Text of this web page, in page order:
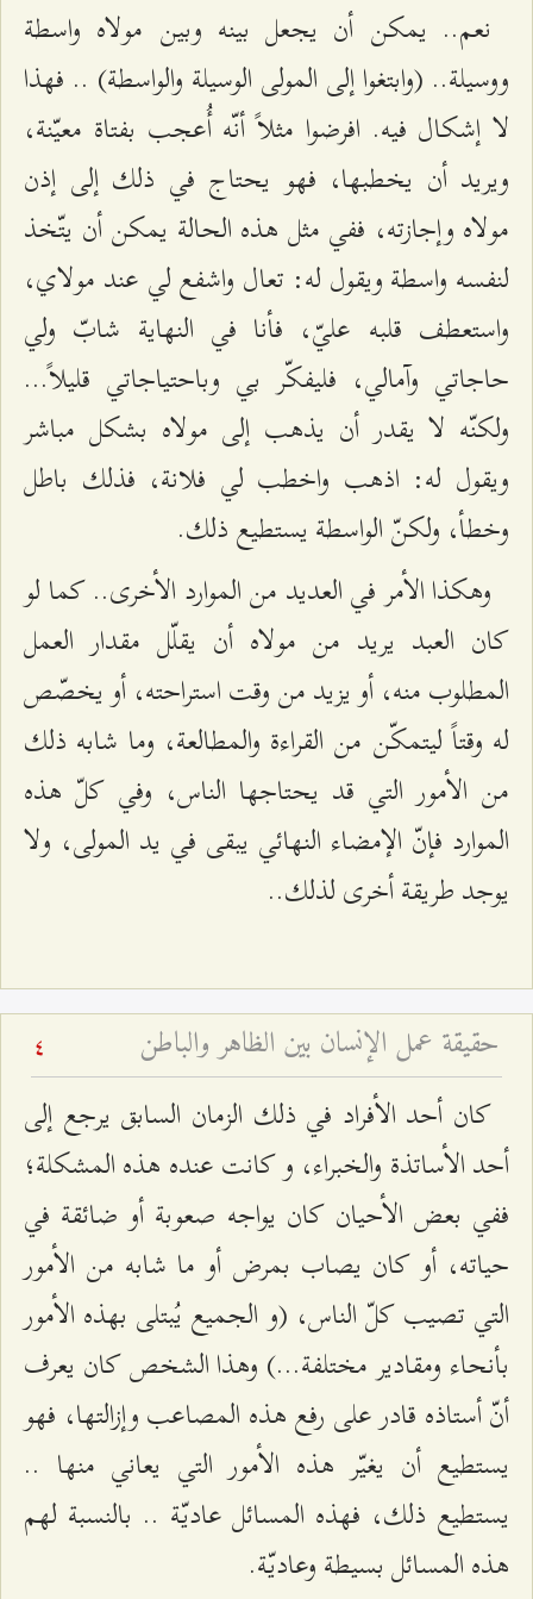
نعم.. يمكن أن يجعل بينه وبين مولاه واسطة
ووسيلة.. (وابتغوا إلى المولى الوسيلة والواسطة) .. فهذا
لا إشكال فيه. افرضوا مثلاً أنّه أُعجب بفتاة معيّنة،
ويريد أن يخطبها، فهو يحتاج في ذلك إلى إذن
مولاه وإجازته، ففي مثل هذه الحالة يمكن أن يتّخذ
لنفسه واسطة ويقول له: تعال واشفع لي عند مولاي،
واستعطف قلبه عليّ، فأنا في النهاية شابّ ولي
حاجاتي وآمالي، فليفكّر بي وباحتياجاتي قليلاً...
ولكنّه لا يقدر أن يذهب إلى مولاه بشكل مباشر
ويقول له: اذهب واخطب لي فلانة، فذلك باطل
وخطأ، ولكنّ الواسطة يستطيع ذلك.
وهكذا الأمر في العديد من الموارد الأخرى.. كما لو
كان العبد يريد من مولاه أن يقلّل مقدار العمل
المطلوب منه، أو يزيد من وقت استراحته، أو يخصّص
له وقتاً ليتمكّن من القراءة والمطالعة، وما شابه ذلك
من الأمور التي قد يحتاجها الناس، وفي كلّ هذه
الموارد فإنّ الإمضاء النهائي يبقى في يد المولى، ولا
يوجد طريقة أخرى لذلك..
حقيقة عمل الإنسان بين الظاهر والباطن 4
كان أحد الأفراد في ذلك الزمان السابق يرجع إلى
أحد الأساتذة والخبراء، و كانت عنده هذه المشكلة؛
ففي بعض الأحيان كان يواجه صعوبة أو ضائقة في
حياته، أو كان يصاب بمرض أو ما شابه من الأمور
التي تصيب كلّ الناس، (و الجميع يُبتلى بهذه الأمور
بأنحاء ومقادير مختلفة...) وهذا الشخص كان يعرف
أنّ أستاذه قادر على رفع هذه المصاعب وإزالتها، فهو
يستطيع أن يغيّر هذه الأمور التي يعاني منها ..
يستطيع ذلك، فهذه المسائل عاديّة .. بالنسبة لهم
هذه المسائل بسيطة وعاديّة.